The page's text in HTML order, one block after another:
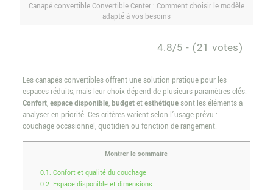
Canapé convertible Convertible Center : Comment choisir le modèle
adapté à vos besoins
4.8/5 - (21 votes)
Les canapés convertibles offrent une solution pratique pour les
espaces réduits, mais leur choix dépend de plusieurs paramètres clés.
Confort,espace disponible,budgetetesthétiquesont les éléments à
analyser en priorité. Ces critères varient selon l’usage prévu :
couchage occasionnel, quotidien ou fonction de rangement.
Montrer le sommaire
0.1. Confort et qualité du couchage
0.2. Espace disponible et dimensions